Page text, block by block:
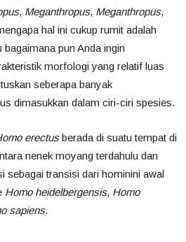
, Meganthropus, Meganthropus,
hal ini cukup rumit adalah
pun Anda ingin
morfologi yang relatif luas
seberapa banyak
dimasukkan dalam ciri-ciri spesies.
erectusberada di suatu tempat di
nenek moyang terdahulu dan
sebagai transisi dari hominini awal
Homo heidelbergensis, Homo
sapiens.